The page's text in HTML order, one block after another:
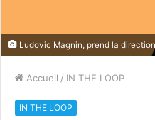
Ludovic Magnin, prend la
Accueil / IN THE LOOP
IN THE LOOP